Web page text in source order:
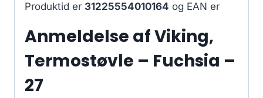
Produktid er 31225554010164 og EAN er
Anmeldelse af Viking,
Termostøvle – Fuchsia –
27